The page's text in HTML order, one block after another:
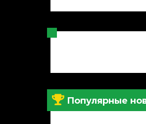
Популярные